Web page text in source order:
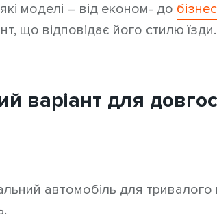
моделі – від економ- до
що відповідає його стилю їзди.
варіант для
автомобіль для тривалого